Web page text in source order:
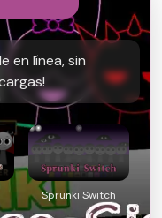
en línea, sin
Sprunki Switch